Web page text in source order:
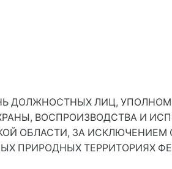
ДОЛЖНОСТНЫХ ЛИЦ,
ВОСПРОИЗВОДСТВА И
ОБЛАСТИ, ЗА
ПРИРОДНЫХ ТЕРРИТОРИЯХ